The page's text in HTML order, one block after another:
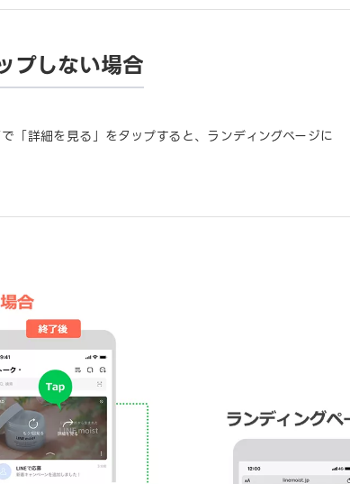
プしない場合
「詳細を見る」をタップすると、ランディングページに